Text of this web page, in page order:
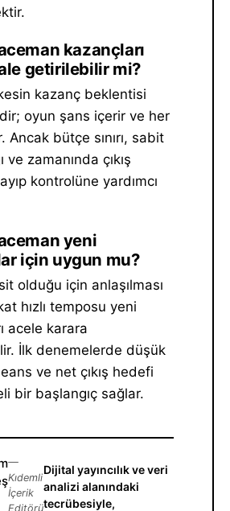
kazançları
getirilebilir mi?
kazanç beklentisi
oyun şans içerir ve her
Ancak bütçe sınırı, sabit
ve zamanında çıkış
kontrolüne yardımcı
yeni
için uygun mu?
olduğu için anlaşılması
hızlı temposu yeni
acele karara
İlk denemelerde düşük
ve net çıkış hedefi
bir başlangıç sağlar.
—
Kıdemli
İçerik
Editörü
Dijital yayıncılık ve veri
analizi alanındaki
tecrübesiyle,